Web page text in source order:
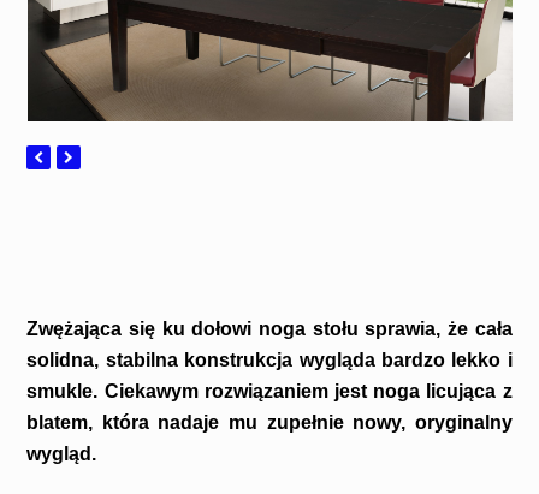
Zwężająca się ku dołowi noga stołu sprawia, że cała
solidna, stabilna konstrukcja wygląda bardzo lekko i
smukle. Ciekawym rozwiązaniem jest noga licująca z
blatem, która nadaje mu zupełnie nowy, oryginalny
wygląd.